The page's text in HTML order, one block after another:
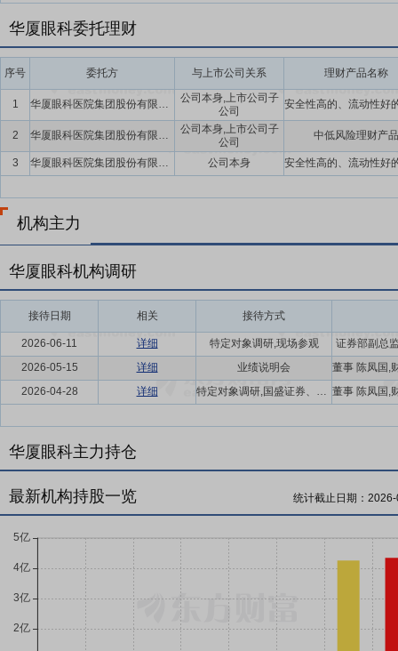
华厦眼科委托理财
序号 委托方 与上市公司关系 理财产品名称
1 华厦眼科医院集团股份有限公司(含子公司)
公司本身,上市公司子
公司
2
华厦眼科医院集团股份有限公司(含子公司)
公司本身,上市公司子
公司
中低风险理财产品
3 华厦眼科医院集团股份有限公司 公司本身
机构主力
华厦眼科机构调研
接待日期 相关 接待方式
2026-06-11 详细 特定对象调研,现场参观
证券部副总
2026-05-15
详细
业绩说明会
2026-04-28
详细 特定对象调研,国盛证券、中金公司、中信证券、华泰证券、平安证券、申万宏源、东北证券、国泰海通、兴业证券、华福证券、东吴证券、华创证券组织的电话会议
华厦眼科主力持仓
最新机构持股一览 统计截止日期：